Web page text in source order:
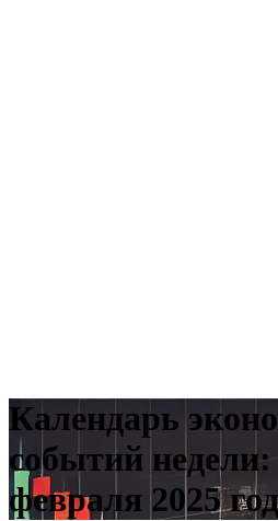
Календарь
событий недели:
февраля 2025